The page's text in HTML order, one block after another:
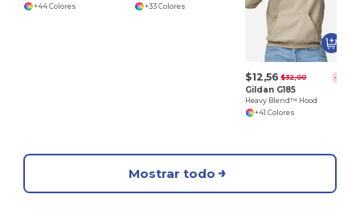
+44 Colores
+33 Colores
$12,56 $32,00 -61%
Gildan G185
Heavy Blend™ Hood
+41 Colores
Mostrar todo